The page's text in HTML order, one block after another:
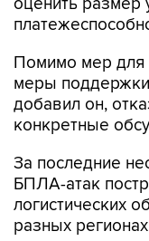
оценить
Помимо мер для
меры
добавил он,
конкретные
За последние
БПЛА-атак
логистических
разных